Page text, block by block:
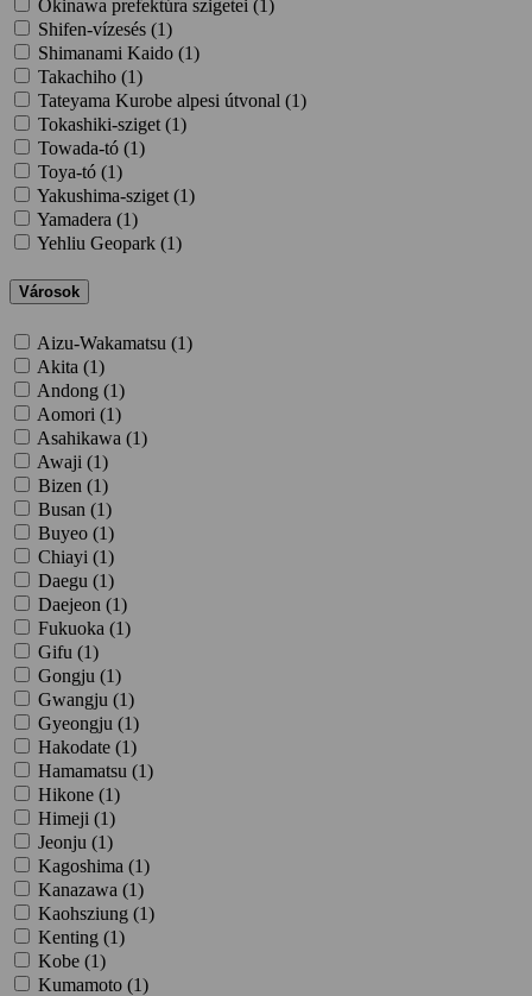
Okinawa prefektúra szigetei (1 )
Shifen-vízesés (1)
Shimanami Kaido (1)
Takachiho (1)
Tateyama Kurobe alpesi útvonal (1)
Tokashiki-sziget (1)
Towada-tó (1)
Toya-tó (1)
Yakushima-sziget (1)
Yamadera (1)
Yehliu Geopark (1)
Városok
Aizu-Wakamatsu (1)
Akita (1)
Andong (1)
Aomori (1)
Asahikawa (1)
Awaji (1)
Bizen (1)
Busan (1)
Buyeo (1)
Chiayi (1)
Daegu (1)
Daejeon (1)
Fukuoka (1)
Gifu (1)
Gongju (1)
Gwangju (1)
Gyeongju (1)
Hakodate (1)
Hamamatsu (1)
Hikone (1)
Himeji (1)
Jeonju (1)
Kagoshima (1)
Kanazawa (1)
Kaohsziung (1)
Kenting (1)
Kobe (1)
Kumamoto (1)